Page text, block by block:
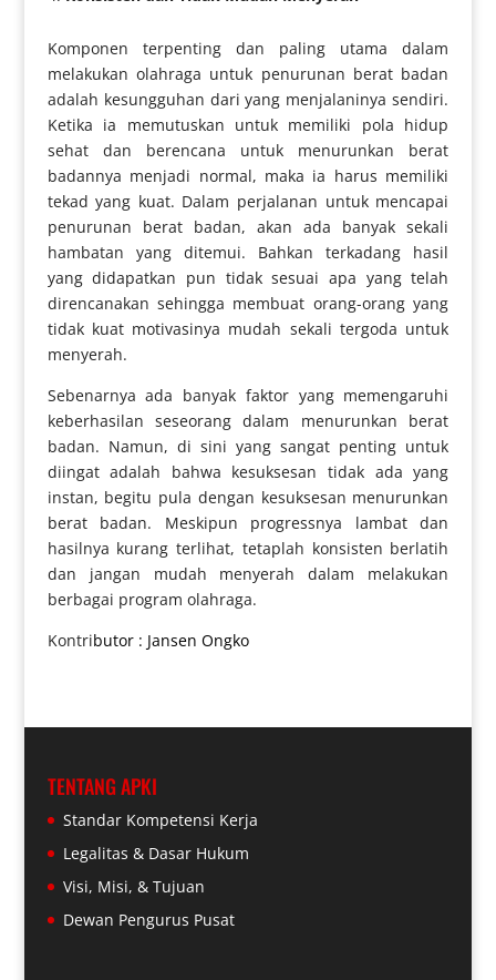
Komponen terpenting dan paling utama dalam
melakukan olahraga untuk penurunan berat badan
adalah kesungguhan dari yang menjalaninya sendiri.
Ketika ia memutuskan untuk memiliki pola hidup
sehat dan berencana untuk menurunkan berat
badannya menjadi normal, maka ia harus memiliki
tekad yang kuat. Dalam perjalanan untuk mencapai
penurunan berat badan, akan ada banyak sekali
hambatan yang ditemui. Bahkan terkadang hasil
yang didapatkan pun tidak sesuai apa yang telah
direncanakan sehingga membuat orang-orang yang
tidak kuat motivasinya mudah sekali tergoda untuk
menyerah.
Sebenarnya ada banyak faktor yang memengaruhi
keberhasilan seseorang dalam menurunkan berat
badan. Namun, di sini yang sangat penting untuk
diingat adalah bahwa kesuksesan tidak ada yang
instan, begitu pula dengan kesuksesan menurunkan
berat badan. Meskipun progressnya lambat dan
hasilnya kurang terlihat, tetaplah konsisten berlatih
dan jangan mudah menyerah dalam melakukan
berbagai program olahraga.
Kontributor : Jansen Ongko
TENTANG APKI
Standar Kompetensi Kerja
Legalitas & Dasar Hukum
Visi, Misi, & Tujuan
Dewan Pengurus Pusat